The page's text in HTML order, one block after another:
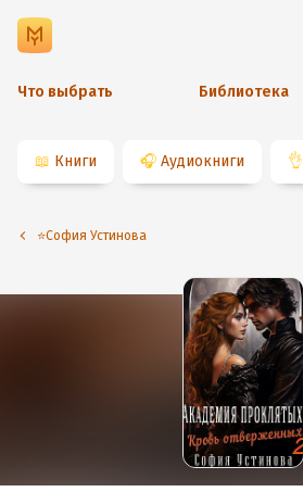
Что выбрать Библиотека
📖 Книги 🎧 Аудиокниги 👌
⭐️София Устинова